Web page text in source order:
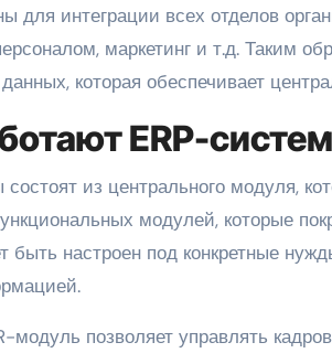
для интеграции всех отделов
маркетинг и т.д. Таким
которая обеспечивает
ERP-
состоят из центрального модуля,
модулей, которые
быть настроен под конкретные
модуль позволяет управлять